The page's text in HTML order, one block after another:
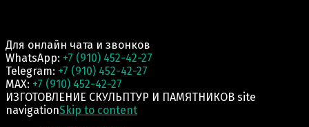
Для онлайн чата и звонков
WhatsApp: +7 (910) 452-42-27
Telegram: +7 (910) 452-42-27
MAX: +7 (910) 452-42-27
ИЗГОТОВЛЕНИЕ СКУЛЬПТУР И ПАМЯТНИКОВ site
navigationSkip to content